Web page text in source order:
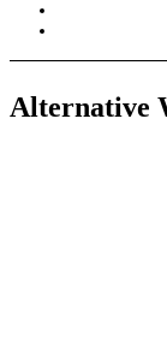
Alternative